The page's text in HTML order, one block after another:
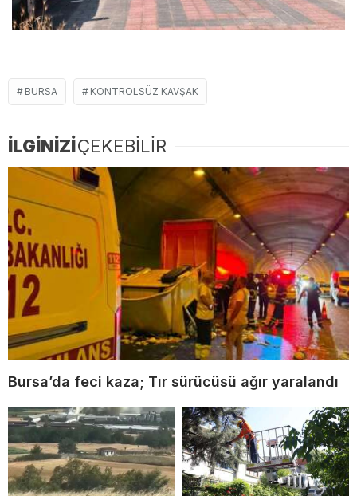
BURSA KONTROLSÜZ KAVŞAK
İLGİNİZİÇEKEBİLİR
Bursa’da feci kaza; Tır sürücüsü ağır yaralandı